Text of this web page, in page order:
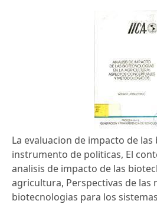
La evaluacion de impacto de
instrumento de politicas, El
analisis de impacto de las
agricultura, Perspectivas de las
biotecnologias para los